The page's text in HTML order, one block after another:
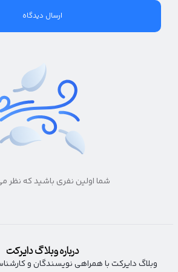
شما اولین نفری باشید که نظر
درباره وبلاگ دایرکت
وبلاگ دایرکت با همراهی نویسندگان و